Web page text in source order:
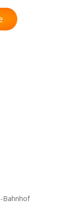
Bahnhof